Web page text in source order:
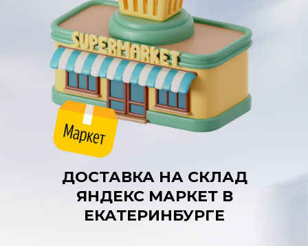
ДОСТАВКА НА СКЛАД
ЯНДЕКС МАРКЕТ В
ЕКАТЕРИНБУРГЕ